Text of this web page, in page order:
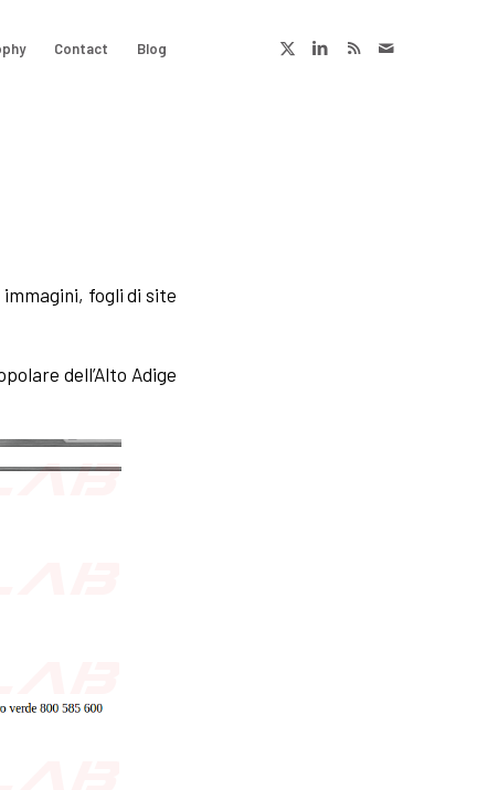
Contact Blog
fogli di site
dell’Alto Adige